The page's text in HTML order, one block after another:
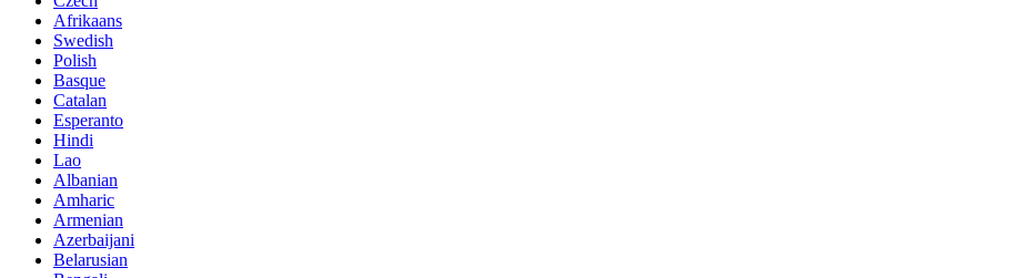
Afrikaans
Swedish
Polish
Basque
Catalan
Esperanto
Hindi
Lao
Albanian
Amharic
Armenian
Azerbaijani
Belarusian